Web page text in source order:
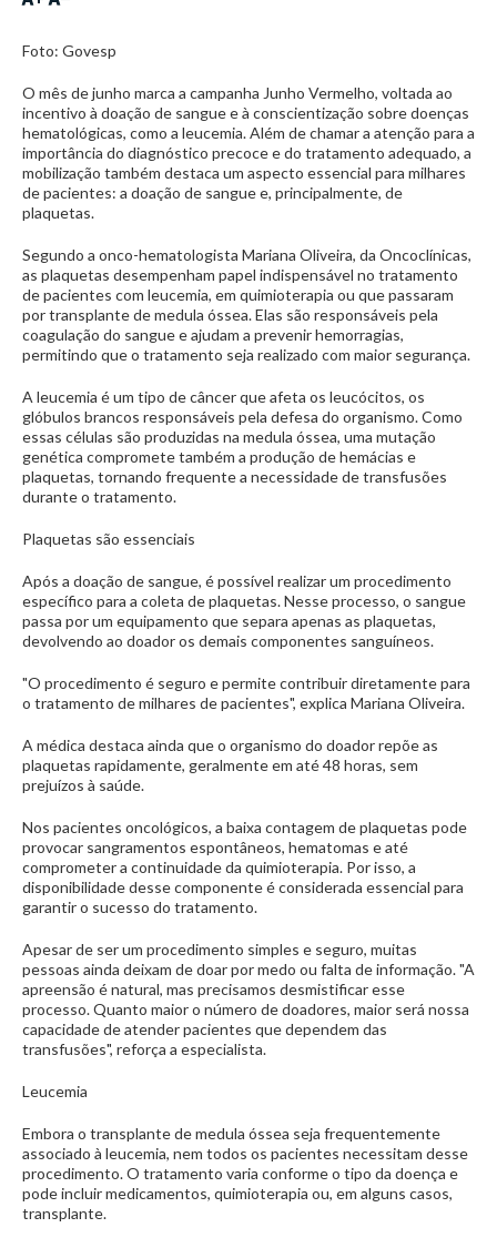
Foto: Govesp
O mês de junho marca a campanha Junho Vermelho, voltada ao
incentivo à doação de sangue e à conscientização sobre doenças
hematológicas, como a leucemia. Além de chamar a atenção para a
importância do diagnóstico precoce e do tratamento adequado, a
mobilização também destaca um aspecto essencial para milhares
de pacientes: a doação de sangue e, principalmente, de
plaquetas.
Segundo a onco-hematologista Mariana Oliveira, da Oncoclínicas,
as plaquetas desempenham papel indispensável no tratamento
de pacientes com leucemia, em quimioterapia ou que passaram
por transplante de medula óssea. Elas são responsáveis pela
coagulação do sangue e ajudam a prevenir hemorragias,
permitindo que o tratamento seja realizado com maior segurança.
A leucemia é um tipo de câncer que afeta os leucócitos, os
glóbulos brancos responsáveis pela defesa do organismo. Como
essas células são produzidas na medula óssea, uma mutação
genética compromete também a produção de hemácias e
plaquetas, tornando frequente a necessidade de transfusões
durante o tratamento.
Plaquetas são essenciais
Após a doação de sangue, é possível realizar um procedimento
específico para a coleta de plaquetas. Nesse processo, o sangue
passa por um equipamento que separa apenas as plaquetas,
devolvendo ao doador os demais componentes sanguíneos.
"O procedimento é seguro e permite contribuir diretamente para
o tratamento de milhares de pacientes", explica Mariana Oliveira.
A médica destaca ainda que o organismo do doador repõe as
plaquetas rapidamente, geralmente em até 48 horas, sem
prejuízos à saúde.
Nos pacientes oncológicos, a baixa contagem de plaquetas pode
provocar sangramentos espontâneos, hematomas e até
comprometer a continuidade da quimioterapia. Por isso, a
disponibilidade desse componente é considerada essencial para
garantir o sucesso do tratamento.
Apesar de ser um procedimento simples e seguro, muitas
pessoas ainda deixam de doar por medo ou falta de informação. "A
apreensão é natural, mas precisamos desmistificar esse
processo. Quanto maior o número de doadores, maior será nossa
capacidade de atender pacientes que dependem das
transfusões", reforça a especialista.
Leucemia
Embora o transplante de medula óssea seja frequentemente
associado à leucemia, nem todos os pacientes necessitam desse
procedimento. O tratamento varia conforme o tipo da doença e
pode incluir medicamentos, quimioterapia ou, em alguns casos,
transplante.